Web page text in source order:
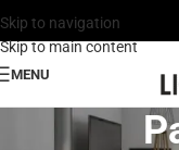
Skip to navigation
Skip to main content
MENU